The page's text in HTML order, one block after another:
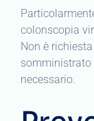
colonscopia
Non è
somministrato
necessario.